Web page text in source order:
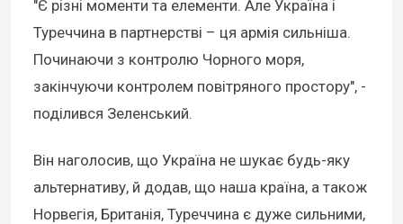
"Є різні моменти та елементи. Але Україна і
Туреччина в партнерстві – ця армія сильніша.
Починаючи з контролю Чорного моря,
закінчуючи контролем повітряного простору", -
поділився Зеленський.
Він наголосив, що Україна не шукає будь-яку
альтернативу, й додав, що наша країна, а також
Норвегія, Британія, Туреччина є дуже сильними,